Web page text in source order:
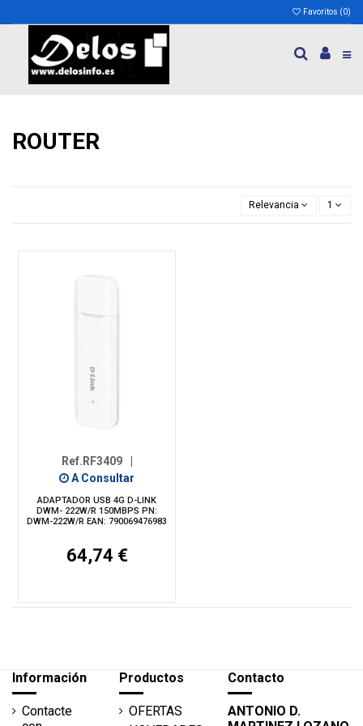
Favoritos (0)
ROUTER
Relevancia 1
Ref.RF3409
|
A Consultar
ADAPTADOR USB 4G D-LINK
DWM- 222W/R 150MBPS PN:
DWM-222W/R EAN: 790069476983
64,74 €
Información
Contacte
Productos
OFERTAS
Contacto
ANTONIO D.